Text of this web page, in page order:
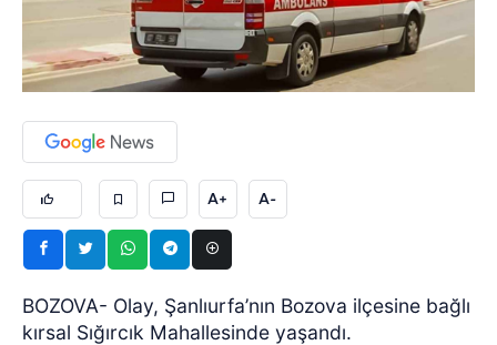
A+ A-
BOZOVA- Olay, Şanlıurfa’nın Bozova ilçesine bağlı
kırsal Sığırcık Mahallesinde yaşandı.